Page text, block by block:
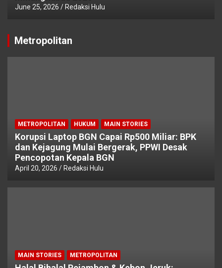
June 25, 2026 Redaksi Hulu
Metropolitan
METROPOLITAN HUKUM MAIN STORIES
Korupsi Laptop BGN Capai Rp500 Miliar: BPK
dan Kejagung Mulai Bergerak, PPWI Desak
Pencopotan Kepala BGN
April 20, 2026 Redaksi Hulu
MAIN STORIES METROPOLITAN